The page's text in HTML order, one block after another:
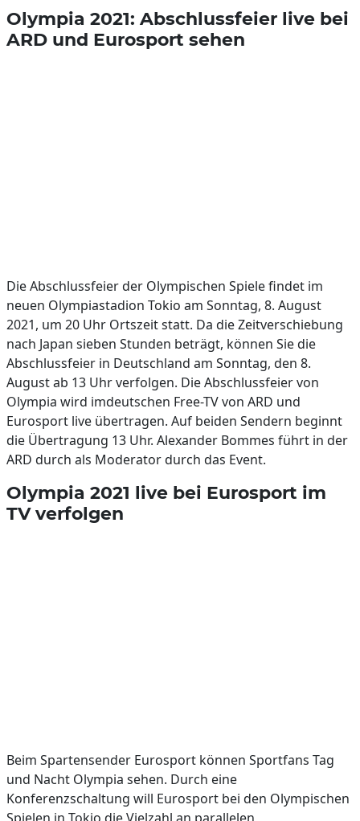
Olympia 2021: Abschlussfeier live bei
ARD und Eurosport sehen
Die Abschlussfeier der Olympischen Spiele findet im
neuen Olympiastadion Tokio am Sonntag, 8. August
2021, um 20 Uhr Ortszeit statt. Da die Zeitverschiebung
nach Japan sieben Stunden beträgt, können Sie die
Abschlussfeier in Deutschland am Sonntag, den 8.
August ab 13 Uhr verfolgen. Die Abschlussfeier von
Olympia wird imdeutschen Free-TV von ARD und
Eurosport live übertragen. Auf beiden Sendern beginnt
die Übertragung 13 Uhr. Alexander Bommes führt in der
ARD durch als Moderator durch das Event.
Olympia 2021 live bei Eurosport im
TV verfolgen
Beim Spartensender Eurosport können Sportfans Tag
und Nacht Olympia sehen. Durch eine
Konferenzschaltung will Eurosport bei den Olympischen